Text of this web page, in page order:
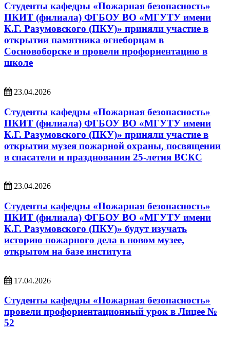
Студенты кафедры «Пожарная безопасность»
ПКИТ (филиала) ФГБОУ ВО «МГУТУ имени
К.Г. Разумовского (ПКУ)» приняли участие в
открытии памятника огнеборцам в
Сосновоборске и провели профориентацию в
школе
23.04.2026
Студенты кафедры «Пожарная безопасность»
ПКИТ (филиала) ФГБОУ ВО «МГУТУ имени
К.Г. Разумовского (ПКУ)» приняли участие в
открытии музея пожарной охраны, посвящении
в спасатели и праздновании 25-летия ВСКС
23.04.2026
Студенты кафедры «Пожарная безопасность»
ПКИТ (филиала) ФГБОУ ВО «МГУТУ имени
К.Г. Разумовского (ПКУ)» будут изучать
историю пожарного дела в новом музее,
открытом на базе института
17.04.2026
Студенты кафедры «Пожарная безопасность»
провели профориентационный урок в Лицее №
52